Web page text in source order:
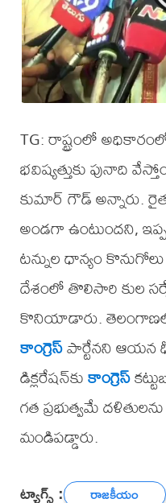
TG: రాష్ట్రంలో
భవిష్యత్తుకు పునాది
కుమార్ గౌడ్ అన్నారు.
అండగా ఉంటుందని,
టన్నుల ధాన్యం
దేశంలో తొలిసారి కుల
కొనియాడారు.
కాంగ్రెస్పార్టేనని ఆయన
డిక్లరేషన్‌కుకాంగ్రెస్
గత ప్రభుత్వమే
మండిపడ్డారు.
ట్యాగ్స్ : రాజకీయం